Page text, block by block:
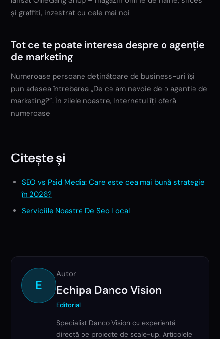
și graffiti, inzestrat cu cele mai noi
Tot ce te poate interesa despre o agenție
de marketing
Numeroase persoane deținătoare de business-uri își
pun adesea întrebarea „De ce am nevoie de o agentie de
marketing?”. În zilele noastre, Internetul îți oferă
numeroase
Citește și
SEO vs Paid Media: Care este cea mai bună strategie
în 2026?
Serviciile Noastre De Seo Local
E
Autor
Echipa Danco Vision
Editorial
Specialist Danco Vision cu experiență
directă pe proiecte de scale-up. Articolele